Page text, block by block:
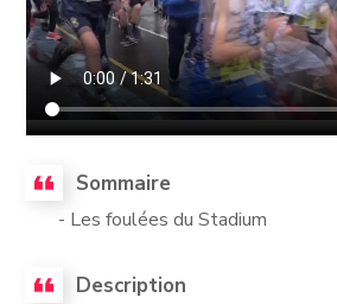
Sommaire
- Les foulées du Stadium
Description